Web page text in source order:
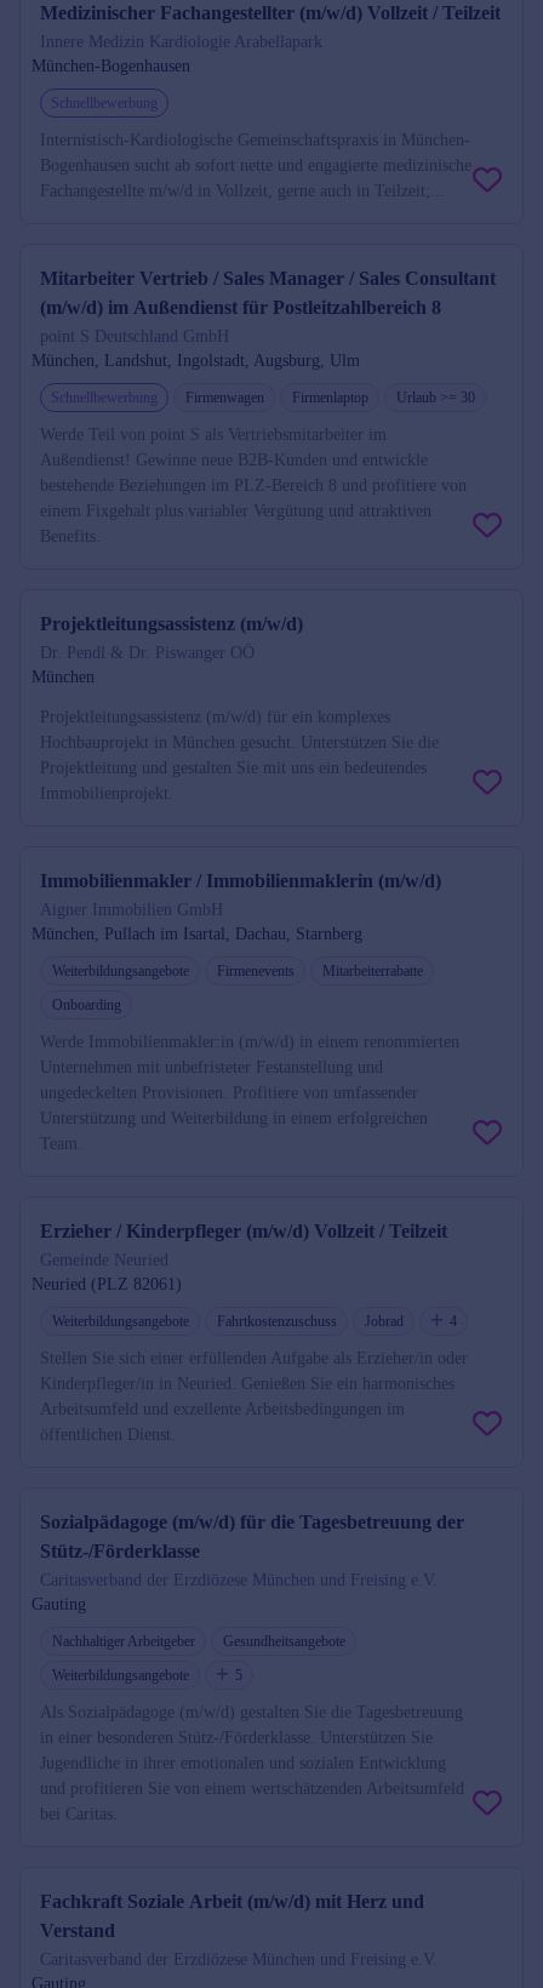
Medizinischer Fachangestellter (m/w/d) Vollzeit / Teilzeit
Innere Medizin Kardiologie Arabellapark
München-Bogenhausen
Schnellbewerbung
Internistisch-Kardiologische Gemeinschaftspraxis in München-
Bogenhausen sucht ab sofort nette und engagierte medizinische
Fachangestellte m/w/d in Vollzeit, gerne auch in Teilzeit;...
Mitarbeiter Vertrieb / Sales Manager / Sales Consultant
(m/w/d) im Außendienst für Postleitzahlbereich 8
point S Deutschland GmbH
München, Landshut, Ingolstadt, Augsburg, Ulm
Schnellbewerbung Firmenwagen Firmenlaptop Urlaub >= 30
Werde Teil von point S als Vertriebsmitarbeiter im
Außendienst! Gewinne neue B2B-Kunden und entwickle
bestehende Beziehungen im PLZ-Bereich 8 und profitiere von
einem Fixgehalt plus variabler Vergütung und attraktiven
Benefits.
Projektleitungsassistenz (m/w/d)
Dr. Pendl & Dr. Piswanger OÖ
München
Projektleitungsassistenz (m/w/d) für ein komplexes
Hochbauprojekt in München gesucht. Unterstützen Sie die
Projektleitung und gestalten Sie mit uns ein bedeutendes
Immobilienprojekt.
Immobilienmakler / Immobilienmaklerin (m/w/d)
Aigner Immobilien GmbH
München, Pullach im Isartal, Dachau, Starnberg
Weiterbildungsangebote Firmenevents
Mitarbeiterrabatte
Onboarding
Werde Immobilienmakler:in (m/w/d) in einem renommierten
Unternehmen mit unbefristeter Festanstellung und
ungedeckelten Provisionen. Profitiere von umfassender
Unterstützung und Weiterbildung in einem erfolgreichen
Team.
Erzieher / Kinderpfleger (m/w/d) Vollzeit / Teilzeit
Gemeinde Neuried
Neuried (PLZ 82061)
Weiterbildungsangebote Fahrtkostenzuschuss Jobrad 4
Stellen Sie sich einer erfüllenden Aufgabe als Erzieher/in oder
Kinderpfleger/in in Neuried. Genießen Sie ein harmonisches
Arbeitsumfeld und exzellente Arbeitsbedingungen im
öffentlichen Dienst.
Sozialpädagoge (m/w/d) für die Tagesbetreuung der
Stütz-/Förderklasse
Caritasverband der Erzdiözese München und Freising e.V.
Gauting
Nachhaltiger Arbeitgeber
Gesundheitsangebote
Weiterbildungsangebote
5
Als Sozialpädagoge (m/w/d) gestalten Sie die Tagesbetreuung
in einer besonderen Stütz-/Förderklasse. Unterstützen Sie
Jugendliche in ihrer emotionalen und sozialen Entwicklung
und profitieren Sie von einem wertschätzenden Arbeitsumfeld
bei Caritas.
Fachkraft Soziale Arbeit (m/w/d) mit Herz und
Verstand
Caritasverband der Erzdiözese München und Freising e.V.
Gauting